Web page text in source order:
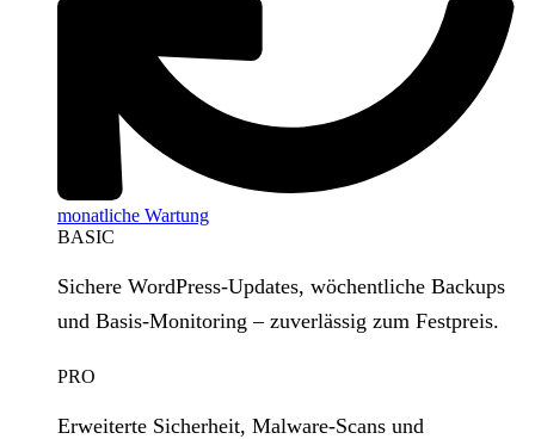
monatliche Wartung
BASIC
Sichere WordPress‑Updates, wöchentliche Backups
und Basis‑Monitoring – zuverlässig zum Festpreis.
PRO
Erweiterte Sicherheit, Malware‑Scans und